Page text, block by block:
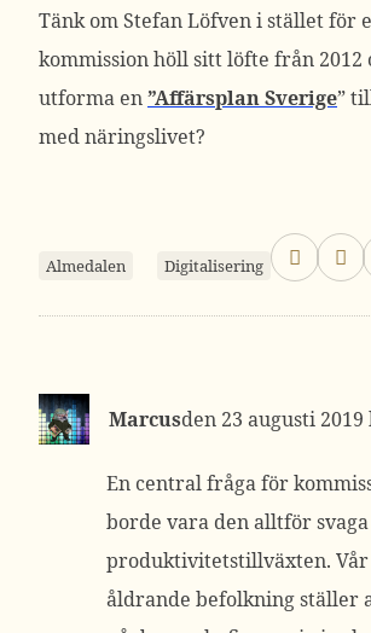
Tänk om Stefan Löfven i stället för
kommission höll sitt löfte från 2012
utforma en”Affärsplan Sverige”
med näringslivet?
Almedalen Digitalisering
Marcus 23 augusti 2019
En central fråga för
borde vara den alltför svaga
produktivitetstillväxten.
åldrande befolkning ställer